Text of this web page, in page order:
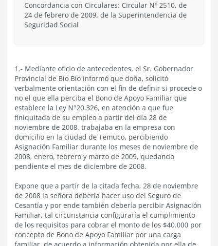
Concordancia con Circulares: Circular Nº 2510, de
24 de febrero de 2009, de la Superintendencia de
Seguridad Social
1.- Mediante oficio de antecedentes, el Sr. Gobernador
Provincial de Bío Bío informó que doña, solicitó
verbalmente orientación con el fin de definir si procede o
no el que ella perciba el Bono de Apoyo Familiar que
establece la Ley N°20.326, en atención a que fue
finiquitada de su empleo a partir del día 28 de
noviembre de 2008, trabajaba en la empresa con
domicilio en la ciudad de Temuco, percibiendo
Asignación Familiar durante los meses de noviembre de
2008, enero, febrero y marzo de 2009, quedando
pendiente el mes de diciembre de 2008.
Expone que a partir de la citada fecha, 28 de noviembre
de 2008 la señora debería hacer uso del Seguro de
Cesantía y por ende también debería percibir Asignación
Familiar, tal circunstancia configuraría el cumplimiento
de los requisitos para cobrar el monto de los $40.000 por
concepto de Bono de Apoyo Familiar por una carga